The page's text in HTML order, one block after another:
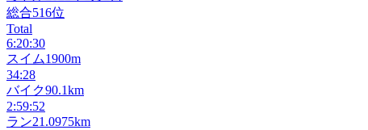
総合516位
Total
6:20:30
スイム1900m
34:28
バイク90.1km
2:59:52
ラン21.0975km